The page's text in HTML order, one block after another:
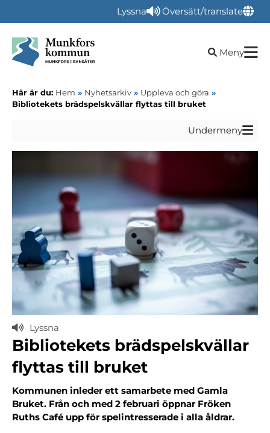
Lyssna Översätt/translate
Öppna
Meny
Här är du: Hem » Nyhetsarkiv » Uppleva och göra »
Bibliotekets brädspelskvällar flyttas till bruket
Undermeny
Lyssna
Bibliotekets brädspelskvällar
flyttas till bruket
Kommunen inleder ett samarbete med Gamla
Bruket. Från och med 2 februari öppnar Fröken
Ruths Café upp för spelintresserade i alla åldrar.